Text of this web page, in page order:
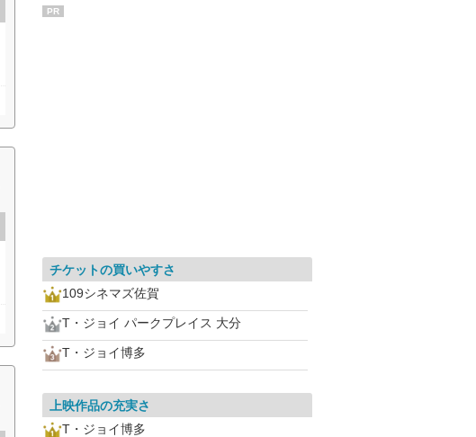
PR
チケットの買いやすさ
109シネマズ佐賀
T・ジョイ パークプレイス 大分
T・ジョイ博多
上映作品の充実さ
T・ジョイ博多